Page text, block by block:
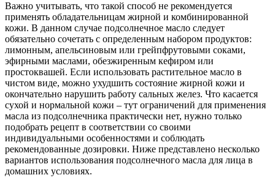
Важно учитывать, что такой способ не рекомендуется
применять обладательницам жирной и комбинированной
кожи. В данном случае подсолнечное масло следует
обязательно сочетать с определенным набором продуктов:
лимонным, апельсиновым или грейпфрутовыми соками,
эфирными маслами, обезжиренным кефиром или
простоквашей. Если использовать растительное масло в
чистом виде, можно ухудшить состояние жирной кожи и
окончательно нарушить работу сальных желез. Что касается
сухой и нормальной кожи – тут ограничений для применения
масла из подсолнечника практически нет, нужно только
подобрать рецепт в соответствии со своими
индивидуальными особенностями и соблюдать
рекомендованные дозировки. Ниже представлено несколько
вариантов использования подсолнечного масла для лица в
домашних условиях.